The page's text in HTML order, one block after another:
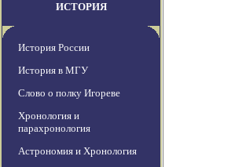
ИСТОРИЯ
История России
История в МГУ
Слово о полку Игореве
Хронология и
парахронология
Астрономия и Хронология